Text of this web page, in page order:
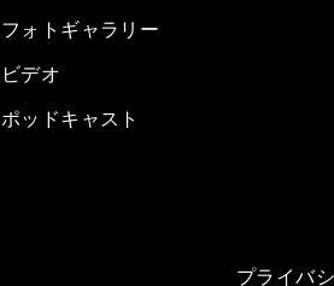
フォトギャラリー
ビデオ
ポッドキャスト
プライバ